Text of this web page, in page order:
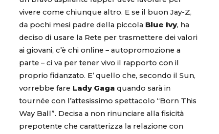
vivere come chiunque altro. E se il buon Jay-Z,
da pochi mesi padre della piccola Blue Ivy, ha
deciso di usare la Rete per trasmettere dei valori
ai giovani, c’è chi online – autopromozione a
parte – ci va per tener vivo il rapporto con il
proprio fidanzato. E’ quello che, secondo il Sun,
vorrebbe fare Lady Gaga quando sarà in
tournée con l’attesissimo spettacolo “Born This
Way Ball”. Decisa a non rinunciare alla fisicità
prepotente che caratterizza la relazione con